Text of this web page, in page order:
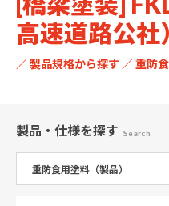
高速道路公社）
／ 製品規格から探す ／ 重防
製品・仕様を探す Search